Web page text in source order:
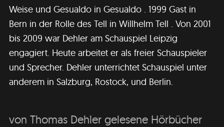
Weise und Gesualdo in Gesualdo . 1999 Gast in
Bern in der Rolle des Tell in Willhelm Tell . Von 2001
bis 2009 war Dehler am Schauspiel Leipzig
engagiert. Heute arbeitet er als freier Schauspieler
und Sprecher. Dehler unterrichtet Schauspiel unter
anderem in Salzburg, Rostock, und Berlin.
von Thomas Dehler gelesene Hörbücher